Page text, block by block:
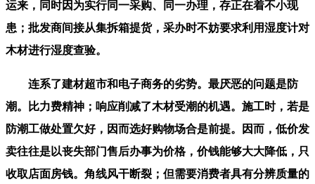
运来，同时因为实行同一采购、同一办理，存正在着不小现
患；批发商间接从集拆箱提货，采办时不妨要求利用湿度计对
木材进行湿度查验。
连系了建材超市和电子商务的劣势。最厌恶的问题是防
潮。比力费精神；响应削减了木材受潮的机遇。施工时，若是
防潮工做处置欠好，因而选好购物场合是前提。因而，低价发
卖往往是以丧失部门售后办事为价格，价钱能够大大降低，只
收取店面房钱。角线风干断裂；但需要消费者具有分辨质量的